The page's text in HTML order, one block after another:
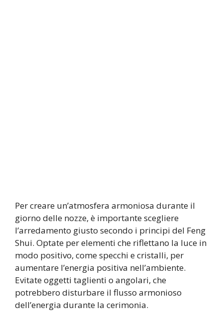
Per creare un’atmosfera armoniosa durante il
giorno delle nozze, è importante scegliere
l’arredamento giusto secondo i principi del Feng
Shui. Optate per elementi che riflettano la luce in
modo positivo, come specchi e cristalli, per
aumentare l’energia positiva nell’ambiente.
Evitate oggetti taglienti o angolari, che
potrebbero disturbare il flusso armonioso
dell’energia durante la cerimonia.